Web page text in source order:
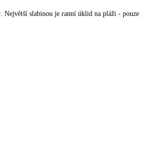
Největší slabinou je ranní úklid na pláži - pouze